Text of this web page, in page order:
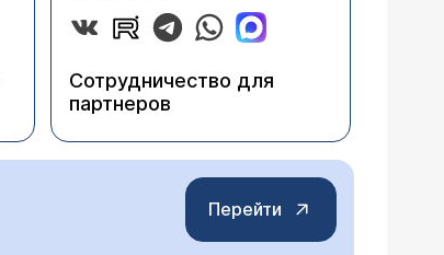
Сотрудничество для
партнеров
Перейти